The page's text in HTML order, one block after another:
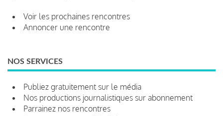
Voir les prochaines rencontres
Annoncer une rencontre
NOS SERVICES
Publiez gratuitement sur le média
Nos productions journalistiques sur abonnement
Parrainez nos rencontres